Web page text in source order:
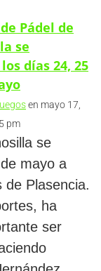
Pádel de
se
días 24, 25
en mayo 17,
pm
se
mayo a
de Plasencia.
ha
ser